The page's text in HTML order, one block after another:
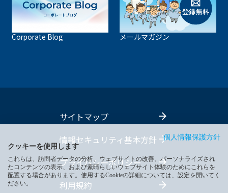
Corporate Blog メールマガジン
サイトマップ
情報セキュリティ基本方針
プライバシーポリシー
利用規約
個人情報保護方針
クッキーを使用します
これらは、訪問者データの分析、ウェブサイトの改善、パーソナライズされ
たコンテンツの表示、および素晴らしいウェブサイト体験のためにこれらを
配置する場合があります。使用するCookieの詳細については、設定を開いてく
ださい。